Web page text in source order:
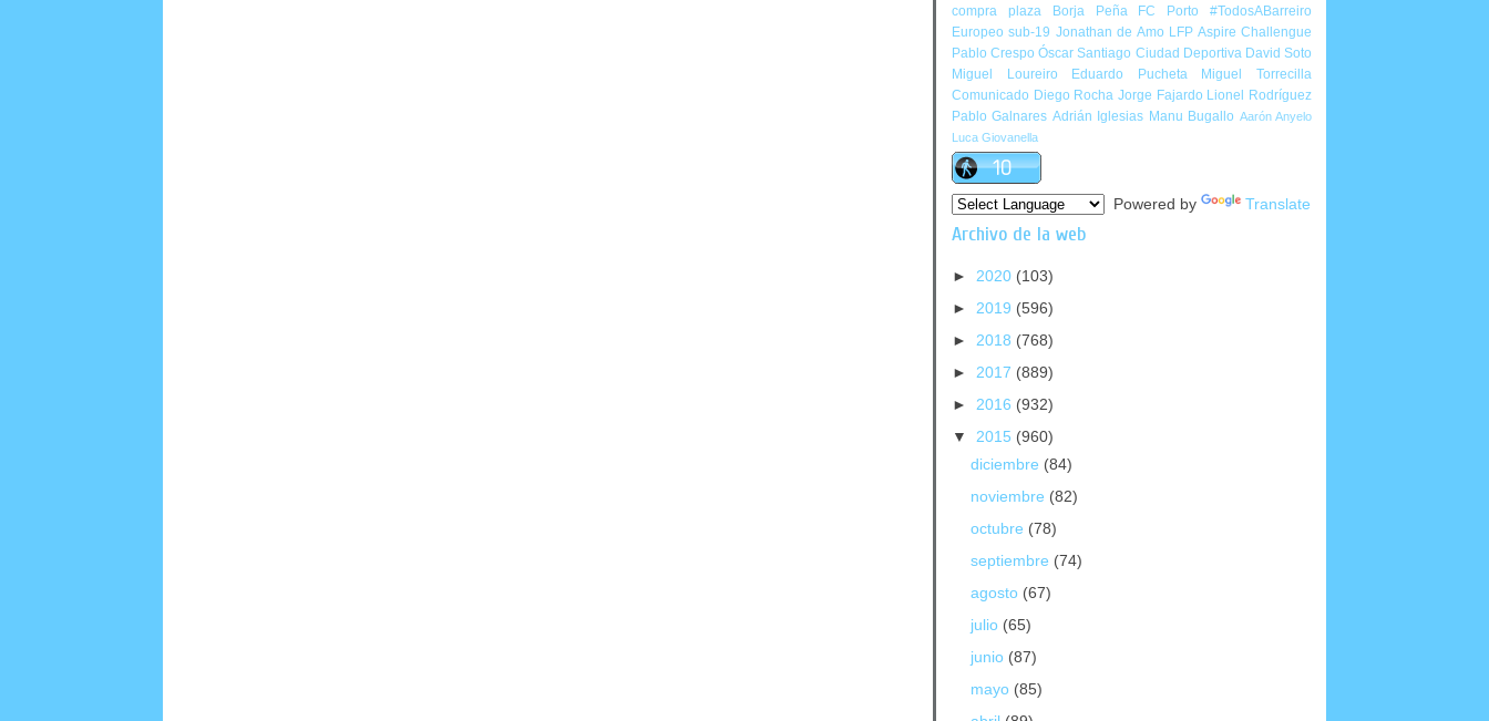
compra plaza
Borja Peña FC Porto
#TodosABarreiro
Europeo sub-19 Jonathan de Amo LFP Aspire Challengue
Pablo Crespo Óscar Santiago Ciudad Deportiva David Soto
Miguel Loureiro
Eduardo Pucheta
Miguel Torrecilla
Comunicado Diego Rocha Jorge Fajardo Lionel Rodríguez
Pablo Galnares Adrián Iglesias Manu Bugallo Aarón Anyelo
Luca Giovanella
Powered by Translate
Archivo de la web
► 2020 (103)
► 2019 (596)
► 2018 (768)
► 2017 (889)
► 2016 (932)
▼ 2015 (960)
diciembre (84)
noviembre (82)
octubre (78)
septiembre (74)
agosto (67)
julio (65)
junio (87)
mayo (85)